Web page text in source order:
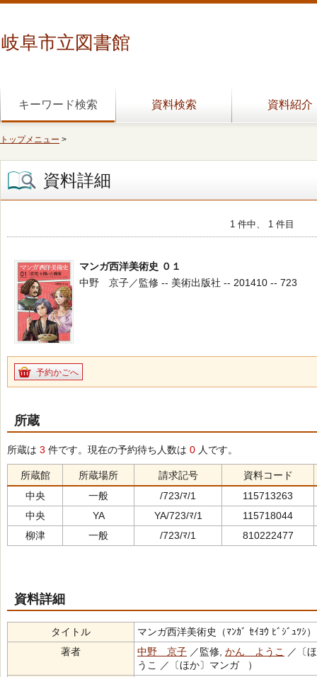
岐阜市立図書館
キーワード検索 資料検索 資料紹介
トップメニュー >
資料詳細
1 件中、 1 件目
マンガ西洋美術史 ０１
中野 京子／監修 -- 美術出版社 -- 201410 -- 723
予約かごへ
所蔵
所蔵は 3 件です。現在の予約待ち人数は 0 人です。
所蔵館 所蔵場所 請求記号
資料コード
中央
一般 /723/ﾏ/1
115713263
中央
YA YA/723/ﾏ/1
115718044
柳津
一般 /723/ﾏ/1 810222477
資料詳細
タイトル
マンガ西洋美術史（ﾏﾝｶﾞ ｾｲﾖｳ ﾋﾞｼﾞｭﾂｼ
著者
中野 京子 ／監修, かん ようこ
／〔
うこ ／〔ほか〕マンガ ）